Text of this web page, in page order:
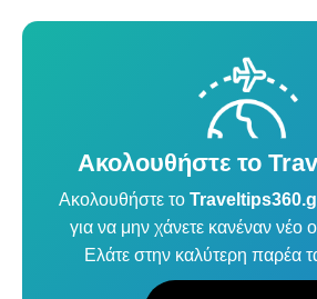
Ακολουθήστε το
Ακολουθήστε το
για να μην χάνετε κανέναν νέο
Ελάτε στην καλύτερη παρέα